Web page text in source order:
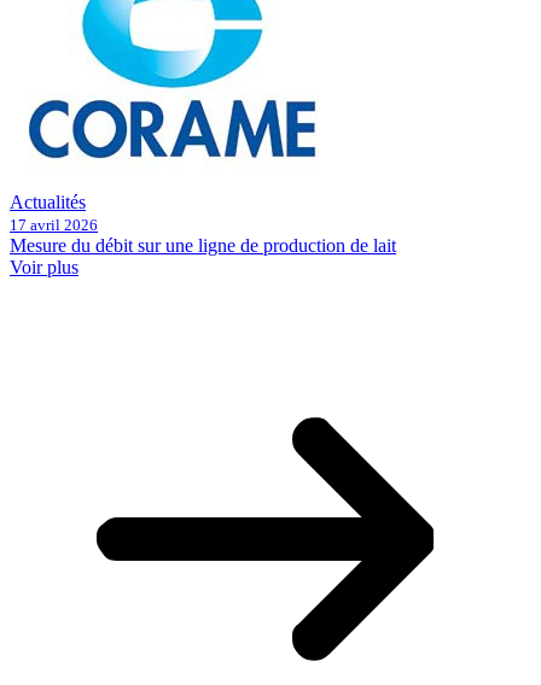
Actualités
17 avril 2026
Mesure du débit sur une ligne de production de lait
Voir plus